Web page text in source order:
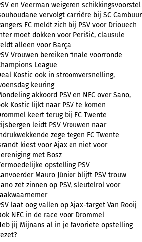
en Veerman weigeren schikkingsvoorstel
vervolgt carrière bij SC Cambuur
FC meldt zich bij PSV voor Driouech
moet dokken voor Perišić, clausule
alleen voor Barça
Vrouwen bereiken finale voorronde
League
Kostic ook in stroomversnelling,
keuring
akkoord PSV en NEC over Sano,
Kostic lijkt naar PSV te komen
keert terug bij FC Twente
leidt PSV Vrouwen naar
zege tegen FC Twente
kiest voor Ajax en niet voor
met Bosz
opstelling PSV
Mauro Júnior blijft PSV trouw
zet zinnen op PSV, sleutelrol voor
laat oog vallen op Ajax-target Van Rooij
NEC in de race voor Drommel
jij Mijnans al in je favoriete opstelling